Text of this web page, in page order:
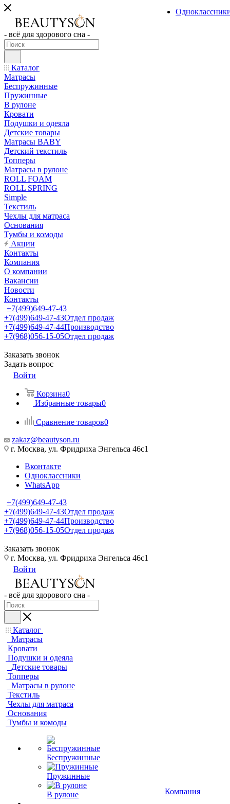
- всё для здорового сна -
Каталог
Матрасы
Беспружинные
Пружинные
В рулоне
Кровати
Подушки и одеяла
Детские товары
Матрасы BABY
Детский текстиль
Топперы
Матрасы в рулоне
ROLL FOAM
ROLL SPRING
Simple
Текстиль
Чехлы для матраса
Основания
Тумбы и комоды
Акции
Контакты
Компания
О компании
Вакансии
Новости
Контакты
+7(499)649-47-43
+7(499)649-47-43Отдел продаж
+7(499)649-47-44Производство
+7(968)056-15-05Отдел продаж
Заказать звонок
Задать вопрос
Войти
Корзина0
Избранные товары0
Сравнение товаров0
zakaz@beautyson.ru
г. Москва, ул. Фридриха Энгельса 46с1
Вконтакте
Одноклассники
WhatsApp
+7(499)649-47-43
+7(499)649-47-43Отдел продаж
+7(499)649-47-44Производство
+7(968)056-15-05Отдел продаж
Заказать звонок
г. Москва, ул. Фридриха Энгельса 46с1
Войти
- всё для здорового сна -
Каталог
Матрасы
Кровати
Подушки и одеяла
Детские товары
Топперы
Матрасы в рулоне
Текстиль
Чехлы для матраса
Основания
Тумбы и комоды
Беспружинные
Пружинные
В рулоне
Компания